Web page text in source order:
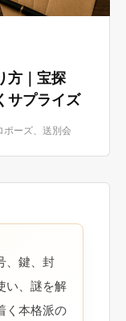
方｜宝探
サプライズ
ポーズ、送別会
、鍵、封
い、謎を解
く本格派の